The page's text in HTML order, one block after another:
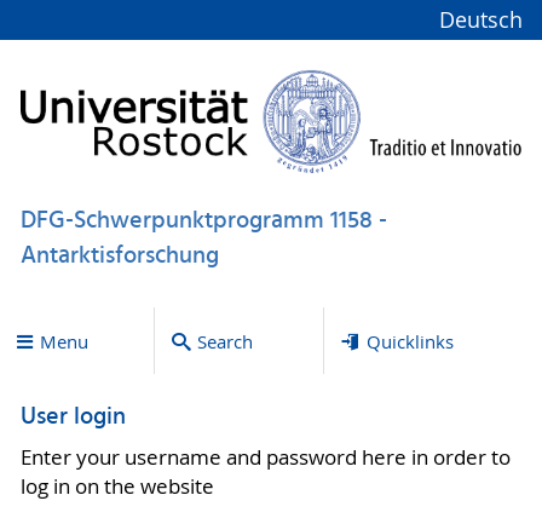
Deutsch
DFG-Schwerpunktprogramm 1158 -
Antarktisforschung
Menu Search Quicklinks
User login
Enter your username and password here in order to
log in on the website